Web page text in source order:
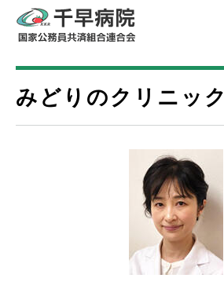
みどりのクリニック